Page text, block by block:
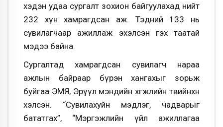
хэдэн удаа сургалт зохион байгуулахад нийт
232 хүн хамрагдсан аж. Тэдний 133 нь
сувилагчаар ажиллаж эхэлсэн гэх таатай
мэдээ байна.
Сургалтад хамрагдсан сувилагч нараа
ажлын байраар бүрэн хангахыг зорьж
буйгаа ЭМЯ, Эрүүл мэндийн хөгжлийн төвийнхөн
хэлсэн. “Сувилахуйн мэдлэг, чадварыг
бататгах”, “Мэргэжлийн үйл ажиллагаа